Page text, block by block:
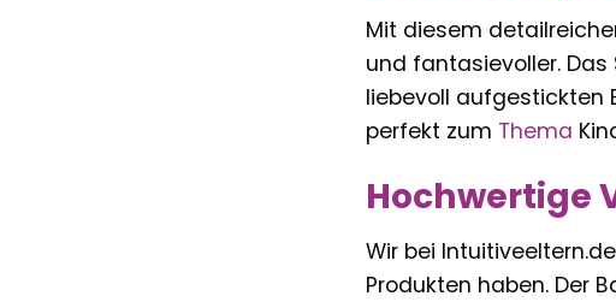
Mit diesem
und fantasievoller. Das
liebevoll aufgestickten
perfekt zum Thema
Hochwertige
Wir bei
Produkten haben. Der